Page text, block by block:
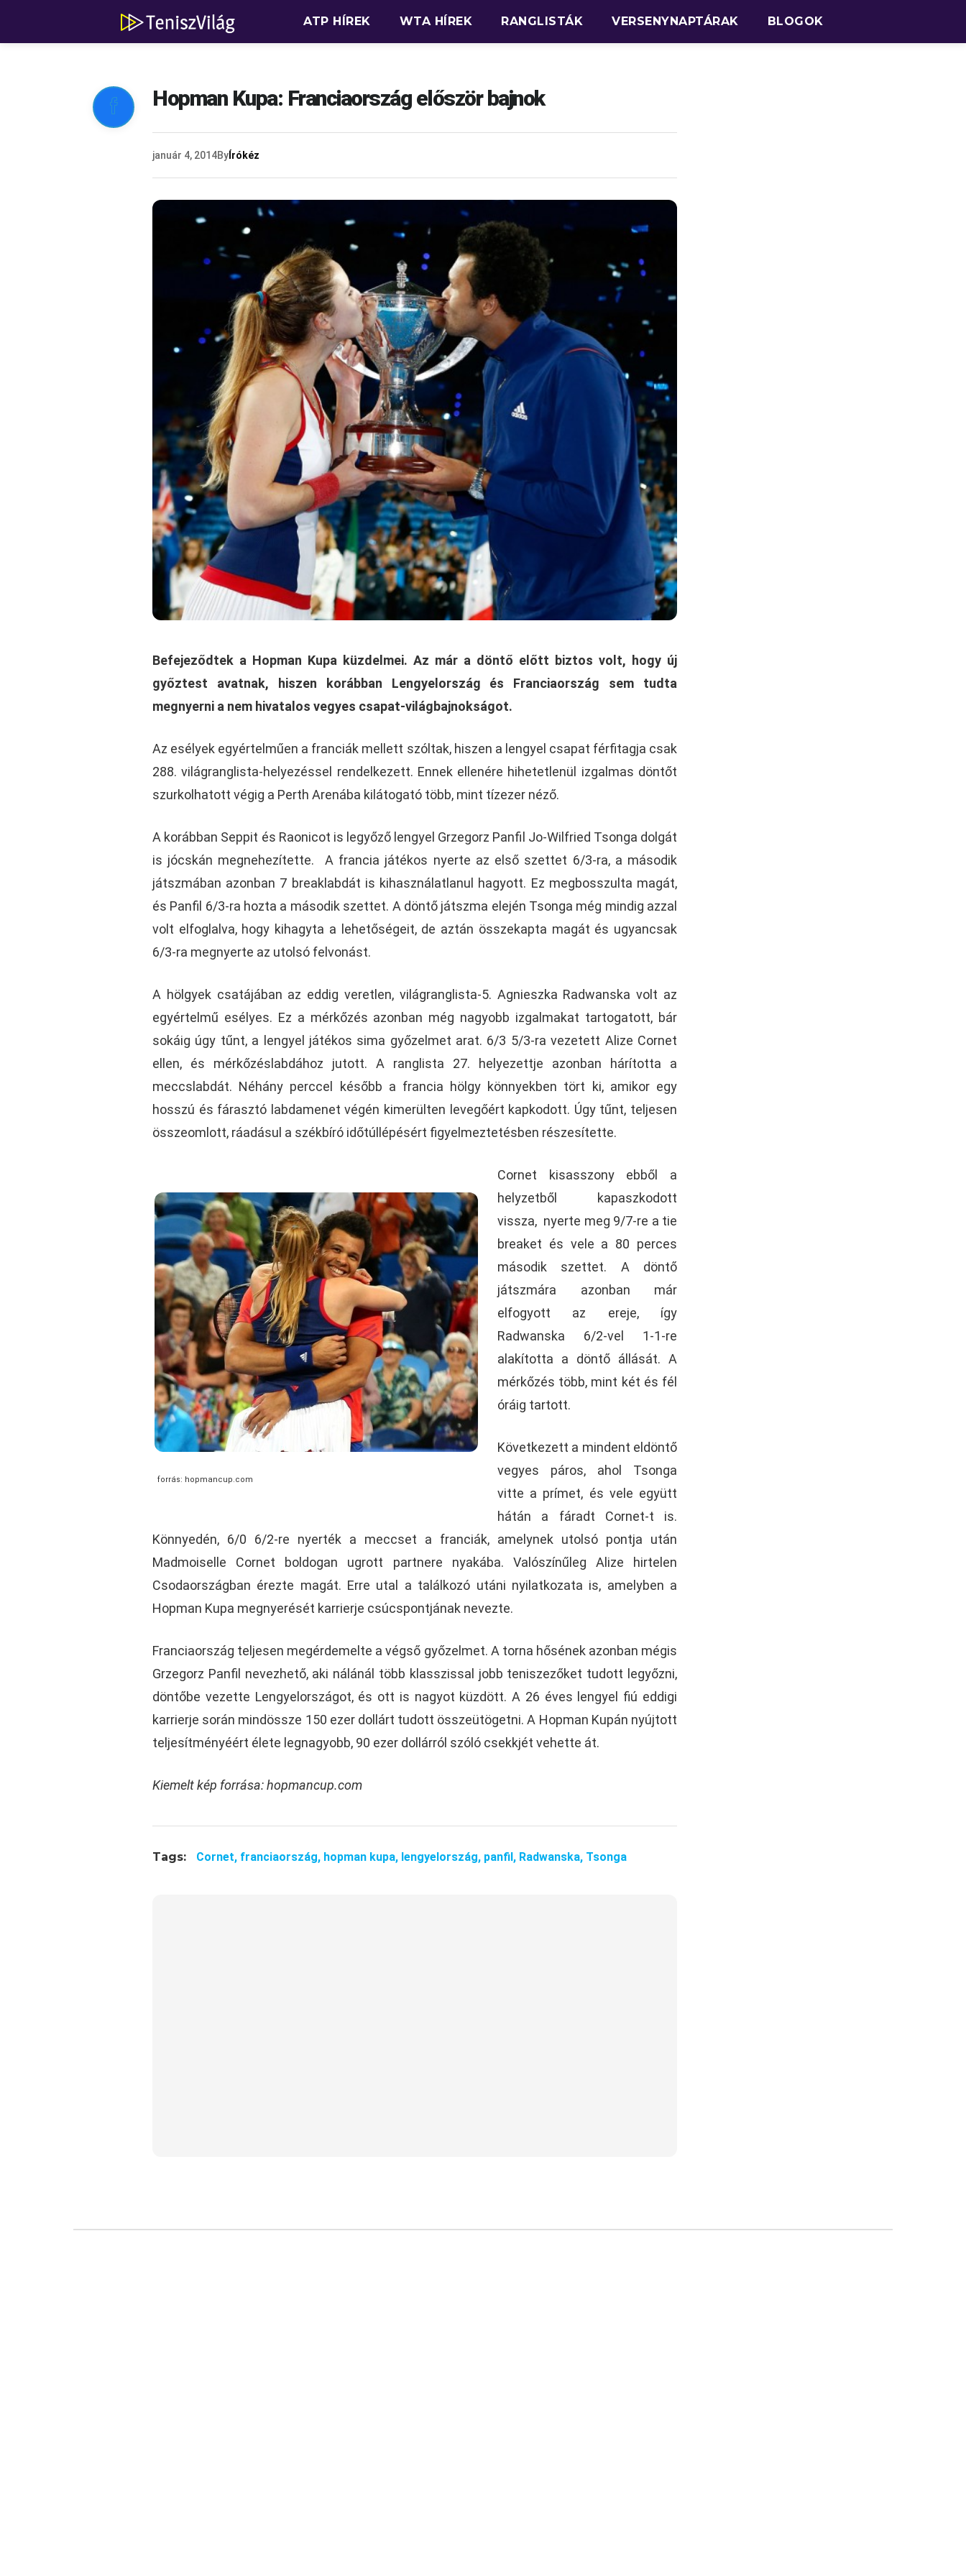
ATP HÍREK WTA HÍREK RANGLISTÁK VERSENYNAPTÁRAK BLOGOK
 Hopman Kupa: Franciaország először bajnok
január 4, 2014By Írókéz
Befejeződtek a Hopman Kupa küzdelmei. Az már a döntő előtt biztos volt, hogy új
győztest avatnak, hiszen korábban Lengyelország és Franciaország sem tudta
megnyerni a nem hivatalos vegyes csapat-világbajnokságot.
Az esélyek egyértelműen a franciák mellett szóltak, hiszen a lengyel csapat férfitagja csak
288. világranglista-helyezéssel rendelkezett. Ennek ellenére hihetetlenül izgalmas döntőt
szurkolhatott végig a Perth Arenába kilátogató több, mint tízezer néző.
A korábban Seppit és Raonicot is legyőző lengyel Grzegorz Panfil Jo-Wilfried Tsonga dolgát
is jócskán megnehezítette. A francia játékos nyerte az első szettet 6/3-ra, a második
játszmában azonban 7 breaklabdát is kihasználatlanul hagyott. Ez megbosszulta magát,
és Panfil 6/3-ra hozta a második szettet. A döntő játszma elején Tsonga még mindig azzal
volt elfoglalva, hogy kihagyta a lehetőségeit, de aztán összekapta magát és ugyancsak
6/3-ra megnyerte az utolsó felvonást.
A hölgyek csatájában az eddig veretlen, világranglista-5. Agnieszka Radwanska volt az
egyértelmű esélyes. Ez a mérkőzés azonban még nagyobb izgalmakat tartogatott, bár
sokáig úgy tűnt, a lengyel játékos sima győzelmet arat. 6/3 5/3-ra vezetett Alize Cornet
ellen, és mérkőzéslabdához jutott. A ranglista 27. helyezettje azonban hárította a
meccslabdát. Néhány perccel később a francia hölgy könnyekben tört ki, amikor egy
hosszú és fárasztó labdamenet végén kimerülten levegőért kapkodott. Úgy tűnt, teljesen
összeomlott, ráadásul a székbíró időtúllépésért figyelmeztetésben részesítette.
forrás: hopmancup.com
Cornet kisasszony ebből a
helyzetből kapaszkodott
vissza, nyerte meg 9/7-re a tie
breaket és vele a 80 perces
második szettet. A döntő
játszmára azonban már
elfogyott az ereje, így
Radwanska 6/2-vel 1-1-re
alakította a döntő állását. A
mérkőzés több, mint két és fél
óráig tartott.
Következett a mindent eldöntő
vegyes páros, ahol Tsonga
vitte a prímet, és vele együtt
hátán a fáradt Cornet-t is.
Könnyedén, 6/0 6/2-re nyerték a meccset a franciák, amelynek utolsó pontja után
Madmoiselle Cornet boldogan ugrott partnere nyakába. Valószínűleg Alize hirtelen
Csodaországban érezte magát. Erre utal a találkozó utáni nyilatkozata is, amelyben a
Hopman Kupa megnyerését karrierje csúcspontjának nevezte.
Franciaország teljesen megérdemelte a végső győzelmet. A torna hősének azonban mégis
Grzegorz Panfil nevezhető, aki nálánál több klasszissal jobb teniszezőket tudott legyőzni,
döntőbe vezette Lengyelországot, és ott is nagyot küzdött. A 26 éves lengyel fiú eddigi
karrierje során mindössze 150 ezer dollárt tudott összeütögetni. A Hopman Kupán nyújtott
teljesítményéért élete legnagyobb, 90 ezer dollárról szóló csekkjét vehette át.
Kiemelt kép forrása: hopmancup.com
Tags: Cornet, franciaország, hopman kupa, lengyelország, panfil, Radwanska, Tsonga